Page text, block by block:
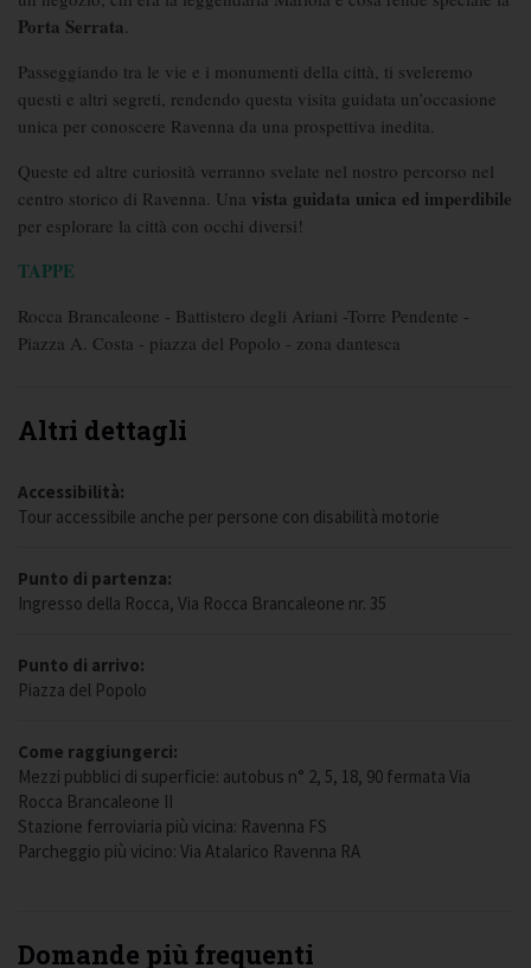
Porta Serrata.
Passeggiando tra le vie e i monumenti della città, ti sveleremo
questi e altri segreti, rendendo questa visita guidata un’occasione
unica per conoscere Ravenna da una prospettiva inedita.
Queste ed altre curiosità verranno svelate nel nostro percorso nel
centro storico di Ravenna. Una vista guidata unica ed imperdibile
per esplorare la città con occhi diversi!
TAPPE
Rocca Brancaleone - Battistero degli Ariani -Torre Pendente -
Piazza A. Costa - piazza del Popolo - zona dantesca
Altri dettagli
Accessibilità:
Tour accessibile anche per persone con disabilità motorie
Punto di partenza:
Ingresso della Rocca, Via Rocca Brancaleone nr. 35
Punto di arrivo:
Piazza del Popolo
Come raggiungerci:
Mezzi pubblici di superficie: autobus n° 2, 5, 18, 90 fermata Via
Rocca Brancaleone II
Stazione ferroviaria più vicina: Ravenna FS
Parcheggio più vicino: Via Atalarico Ravenna RA
Domande più frequenti